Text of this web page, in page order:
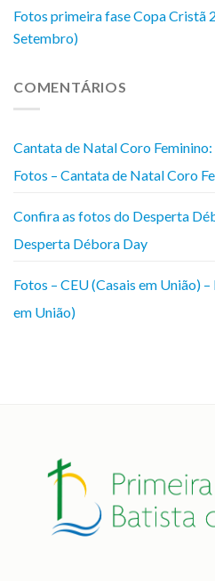
Fotos primeira fase Copa Cristã
Setembro)
COMENTÁRIOS
Cantata de Natal Coro
Fotos – Cantata de Natal Coro
Confira as fotos do Desperta
Desperta Débora Day
Fotos – CEU (Casais em União) –
em União)